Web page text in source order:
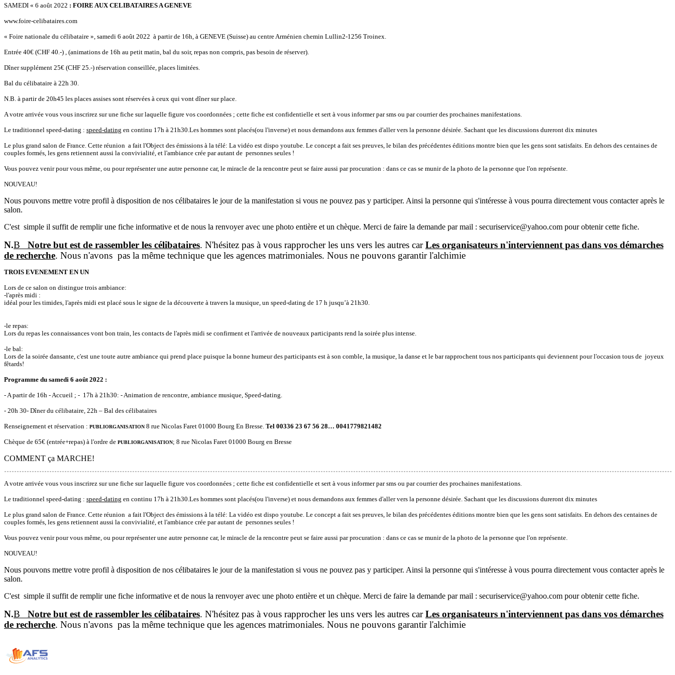
SAMEDI « 6 août 2022 : FOIRE AUX CELIBATAIRES A GENEVE
www.foire-celibataires.com
« Foire nationale du célibataire », samedi 6 août 2022 à partir de 16h, à GENEVE (Suisse) au centre Arménien chemin Lullin2-1256 Troinex.
Entrée 40€ (CHF 40.-) , (animations de 16h au petit matin, bal du soir, repas non compris, pas besoin de réserver).
Dîner supplément 25€ (CHF 25.-) réservation conseillée, places limitées.
Bal du célibataire à 22h 30.
N.B. à partir de 20h45 les places assises sont réservées à ceux qui vont dîner sur place.
A votre arrivée vous vous inscrirez sur une fiche sur laquelle figure vos coordonnées ; cette fiche est confidentielle et sert à vous informer par sms ou par courrier des prochaines manifestations.
Le traditionnel speed-dating : speed-dating en continu 17h à 21h30.Les hommes sont placés(ou l'inverse) et nous demandons aux femmes d'aller vers la personne désirée. Sachant que les discussions dureront dix minutes
Le plus grand salon de France. Cette réunion a fait l'Object des émissions à la télé: La vidéo est dispo youtube. Le concept a fait ses preuves, le bilan des précédentes éditions montre bien que les gens sont satisfaits. En dehors des centaines de
couples formés, les gens retiennent aussi la convivialité, et l'ambiance crée par autant de personnes seules !
Vous pouvez venir pour vous même, ou pour représenter une autre personne car, le miracle de la rencontre peut se faire aussi par procuration : dans ce cas se munir de la photo de la personne que l'on représente.
NOUVEAU!
Nous pouvons mettre votre profil à disposition de nos célibataires le jour de la manifestation si vous ne pouvez pas y participer. Ainsi la personne qui s'intéresse à vous pourra directement vous contacter après le
salon.
C'est simple il suffit de remplir une fiche informative et de nous la renvoyer avec une photo entière et un chèque. Merci de faire la demande par mail : securiservice@yahoo.com pour obtenir cette fiche.
N.B Notre but est de rassembler les célibataires. N'hésitez pas à vous rapprocher les uns vers les autres carLes organisateurs n'interviennent pas dans vos démarches
de recherche. Nous n'avons pas la même technique que les agences matrimoniales. Nous ne pouvons garantir l'alchimie
TROIS EVENEMENT EN UN
Lors de ce salon on distingue trois ambiance:
-l'après midi :
idéal pour les timides, l'après midi est placé sous le signe de la découverte à travers la musique, un speed-dating de 17 h jusqu’à 21h30.
-le repas:
Lors du repas les connaissances vont bon train, les contacts de l'après midi se confirment et l'arrivée de nouveaux participants rend la soirée plus intense.
-le bal:
Lors de la soirée dansante, c'est une toute autre ambiance qui prend place puisque la bonne humeur des participants est à son comble, la musique, la danse et le bar rapprochent tous nos participants qui deviennent pour l'occasion tous de joyeux
fêtards!
Programme du samedi 6 août 2022 :
- A partir de 16h - Accueil ; - 17h à 21h30: - Animation de rencontre, ambiance musique, Speed-dating.
- 20h 30- Dîner du célibataire, 22h – Bal des célibataires
Renseignement et réservation : PUBLIORGANISATION 8 rue Nicolas Faret 01000 Bourg En Bresse. Tel 00336 23 67 56 28… 0041779821482
Chèque de 65€ (entrée+repas) à l'ordre de PUBLIORGANISATION; 8 rue Nicolas Faret 01000 Bourg en Bresse
COMMENT ça MARCHE!
A votre arrivée vous vous inscrirez sur une fiche sur laquelle figure vos coordonnées ; cette fiche est confidentielle et sert à vous informer par sms ou par courrier des prochaines manifestations.
Le traditionnel speed-dating : speed-dating en continu 17h à 21h30.Les hommes sont placés(ou l'inverse) et nous demandons aux femmes d'aller vers la personne désirée. Sachant que les discussions dureront dix minutes
Le plus grand salon de France. Cette réunion a fait l'Object des émissions à la télé: La vidéo est dispo youtube. Le concept a fait ses preuves, le bilan des précédentes éditions montre bien que les gens sont satisfaits. En dehors des centaines de
couples formés, les gens retiennent aussi la convivialité, et l'ambiance crée par autant de personnes seules !
Vous pouvez venir pour vous même, ou pour représenter une autre personne car, le miracle de la rencontre peut se faire aussi par procuration : dans ce cas se munir de la photo de la personne que l'on représente.
NOUVEAU!
Nous pouvons mettre votre profil à disposition de nos célibataires le jour de la manifestation si vous ne pouvez pas y participer. Ainsi la personne qui s'intéresse à vous pourra directement vous contacter après le
salon.
C'est simple il suffit de remplir une fiche informative et de nous la renvoyer avec une photo entière et un chèque. Merci de faire la demande par mail : securiservice@yahoo.com pour obtenir cette fiche.
N.B Notre but est de rassembler les célibataires. N'hésitez pas à vous rapprocher les uns vers les autres carLes organisateurs n'interviennent pas dans vos démarches
de recherche. Nous n'avons pas la même technique que les agences matrimoniales. Nous ne pouvons garantir l'alchimie